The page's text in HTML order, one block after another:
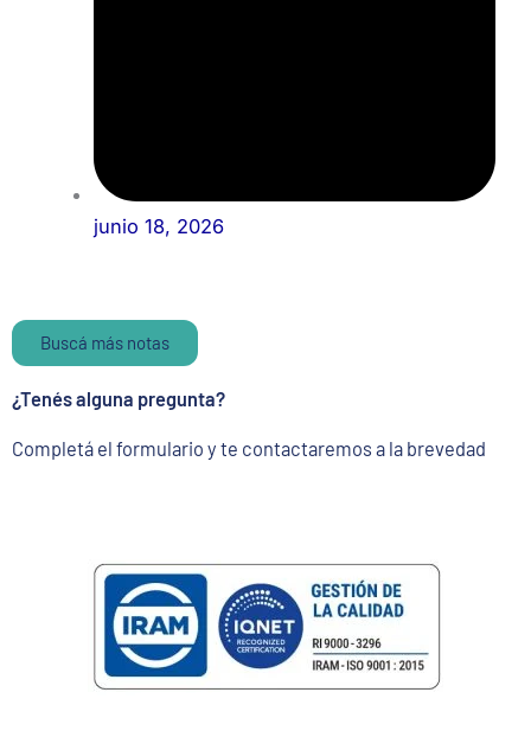
junio 18, 2026
Buscá más notas
¿Tenés alguna pregunta?
Completá el formulario y te contactaremos a la brevedad